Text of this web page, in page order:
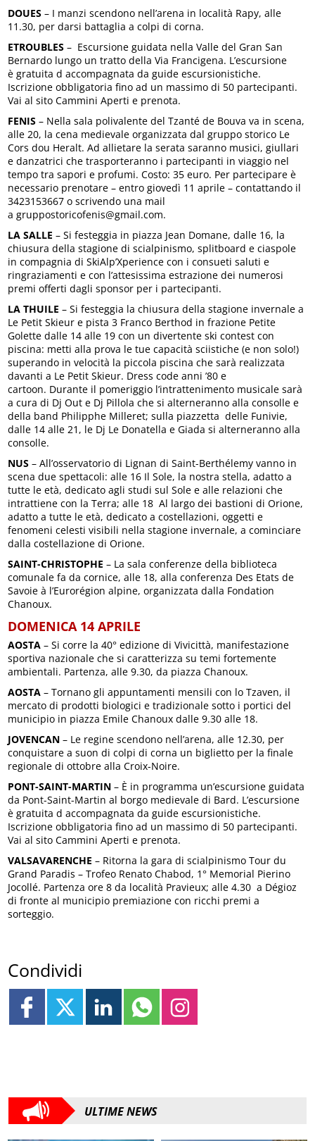
DOUES – I manzi scendono nell’arena in località Rapy, alle
11.30, per darsi battaglia a colpi di corna.
ETROUBLES – Escursione guidata nella Valle del Gran San
Bernardo lungo un tratto della Via Francigena. L’escursione
è gratuita d accompagnata da guide escursionistiche.
Iscrizione obbligatoria fino ad un massimo di 50 partecipanti.
Vai al sito Cammini Aperti e prenota.
FENIS – Nella sala polivalente del Tzanté de Bouva va in scena,
alle 20, la cena medievale organizzata dal gruppo storico Le
Cors dou Heralt. Ad allietare la serata saranno musici, giullari
e danzatrici che trasporteranno i partecipanti in viaggio nel
tempo tra sapori e profumi. Costo: 35 euro. Per partecipare è
necessario prenotare – entro giovedì 11 aprile – contattando il
3423153667 o scrivendo una mail
a gruppostoricofenis@gmail.com.
LA SALLE – Si festeggia in piazza Jean Domane, dalle 16, la
chiusura della stagione di scialpinismo, splitboard e ciaspole
in compagnia di SkiAlp’Xperience con i consueti saluti e
ringraziamenti e con l’attesissima estrazione dei numerosi
premi offerti dagli sponsor per i partecipanti.
LA THUILE – Si festeggia la chiusura della stagione invernale a
Le Petit Skieur e pista 3 Franco Berthod in frazione Petite
Golette dalle 14 alle 19 con un divertente ski contest con
piscina: metti alla prova le tue capacità sciistiche (e non solo!)
superando in velocità la piccola piscina che sarà realizzata
davanti a Le Petit Skieur. Dress code anni ’80 e
cartoon. Durante il pomeriggio l’intrattenimento musicale sarà
a cura di Dj Out e Dj Pillola che si alterneranno alla consolle e
della band Philipphe Milleret; sulla piazzetta delle Funivie,
dalle 14 alle 21, le Dj Le Donatella e Giada si alterneranno alla
consolle.
NUS – All’osservatorio di Lignan di Saint-Berthélemy vanno in
scena due spettacoli: alle 16 Il Sole, la nostra stella, adatto a
tutte le età, dedicato agli studi sul Sole e alle relazioni che
intrattiene con la Terra; alle 18 Al largo dei bastioni di Orione,
adatto a tutte le età, dedicato a costellazioni, oggetti e
fenomeni celesti visibili nella stagione invernale, a cominciare
dalla costellazione di Orione.
SAINT-CHRISTOPHE – La sala conferenze della biblioteca
comunale fa da cornice, alle 18, alla conferenza Des Etats de
Savoie à l’Eurorégion alpine, organizzata dalla Fondation
Chanoux.
DOMENICA 14 APRILE
AOSTA – Si corre la 40° edizione di Vivicittà, manifestazione
sportiva nazionale che si caratterizza su temi fortemente
ambientali. Partenza, alle 9.30, da piazza Chanoux.
AOSTA – Tornano gli appuntamenti mensili con lo Tzaven, il
mercato di prodotti biologici e tradizionale sotto i portici del
municipio in piazza Emile Chanoux dalle 9.30 alle 18.
JOVENCAN – Le regine scendono nell’arena, alle 12.30, per
conquistare a suon di colpi di corna un biglietto per la finale
regionale di ottobre alla Croix-Noire.
PONT-SAINT-MARTIN – È in programma un’escursione guidata
da Pont-Saint-Martin al borgo medievale di Bard. L’escursione
è gratuita d accompagnata da guide escursionistiche.
Iscrizione obbligatoria fino ad un massimo di 50 partecipanti.
Vai al sito Cammini Aperti e prenota.
VALSAVARENCHE – Ritorna la gara di scialpinismo Tour du
Grand Paradis – Trofeo Renato Chabod, 1° Memorial Pierino
Jocollé. Partenza ore 8 da località Pravieux; alle 4.30 a Dégioz
di fronte al municipio premiazione con ricchi premi a
sorteggio.
Condividi
ULTIME NEWS